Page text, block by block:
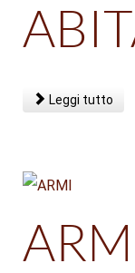
Leggi tutto